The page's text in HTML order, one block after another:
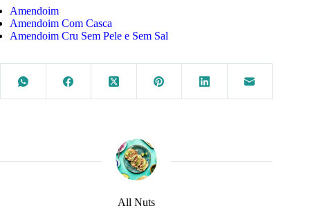
Amendoim
Amendoim Com Casca
Amendoim Cru Sem Pele e Sem Sal
All Nuts